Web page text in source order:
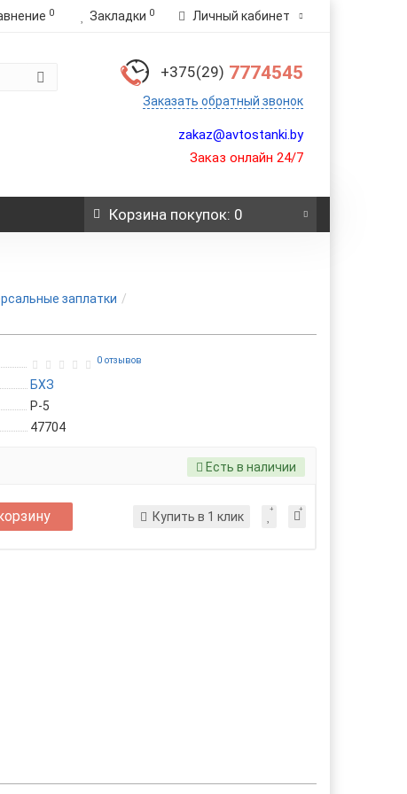
0 Закладки 0 Личный кабинет
+375(29) 7774545
Заказать обратный звонок
zakaz@avtostanki.by
Заказ онлайн 24/7
Корзинапокупок: 0
заплатки
0 отзывов
БХЗ
P-5
47704
Есть в наличии
Купить в 1 клик